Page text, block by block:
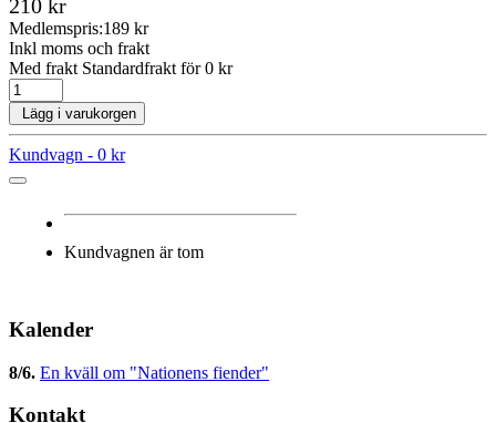
210 kr
Medlemspris:189 kr
Inkl moms och frakt
Med frakt Standardfrakt för 0 kr
Lägg i varukorgen
Kundvagn - 0 kr
Kundvagnen är tom
Kalender
8/6. En kväll om "Nationens fiender"
Kontakt